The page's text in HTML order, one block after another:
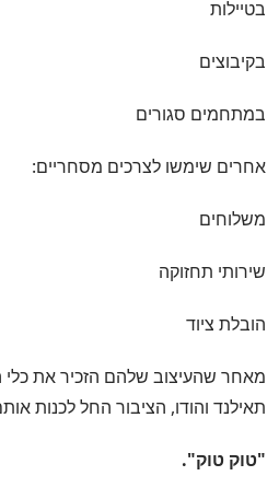
בטיילות
בקיבוצים
במתחמים סגורים
אחרים שימשו לצרכים מסחריים:
משלוחים
שירותי תחזוקה
הובלת ציוד
מאחר שהעיצוב שלהם הזכיר את
תאילנד והודו, הציבור החל לכנות
"טוק טוק".